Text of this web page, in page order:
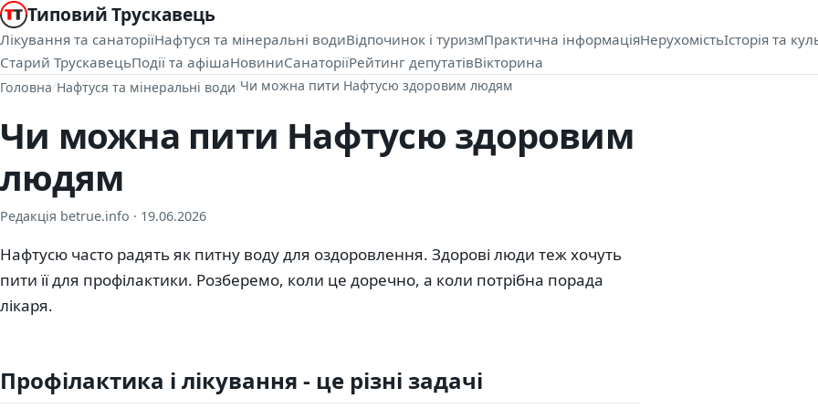
Типовий Трускавець
Лікування та санаторіїНафтуся та мінеральні водиВідпочинок і туризмПрактична інформаціяНерухомістьІсторія та
Старий ТрускавецьПодії та афішаНовиниСанаторіїРейтинг депутатівВікторина
Головна/Нафтуся та мінеральні води/Чи можна пити Нафтусю здоровим людям
Чи можна пити Нафтусю здоровим
людям
Редакція betrue.info · 19.06.2026
Нафтусю часто радять як питну воду для оздоровлення. Здорові люди теж хочуть
пити її для профілактики. Розберемо, коли це доречно, а коли потрібна порада
лікаря.
Профілактика і лікування - це різні задачі